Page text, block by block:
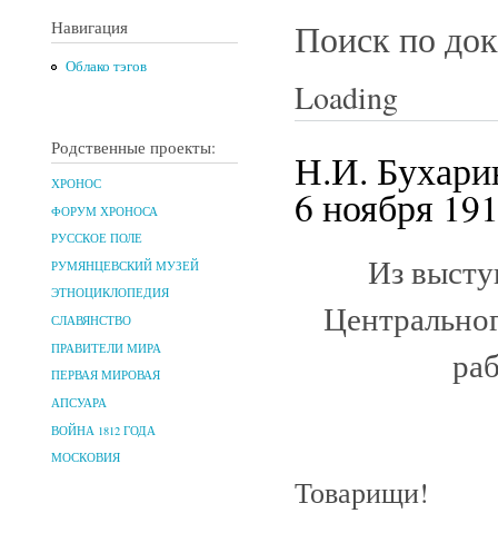
Навигация
Облако тэгов
Родственные проекты:
ХРОНОС
ФОРУМ ХРОНОСА
РУССКОЕ ПОЛЕ
РУМЯНЦЕВСКИЙ МУЗЕЙ
ЭТНОЦИКЛОПЕДИЯ
СЛАВЯНСТВО
ПРАВИТЕЛИ МИРА
ПЕРВАЯ МИРОВАЯ
АПСУАРА
ВОЙНА 1812 ГОДА
МОСКОВИЯ
Поиск по
Loading
Н.И.
6 ноября
Из
Товарищи!